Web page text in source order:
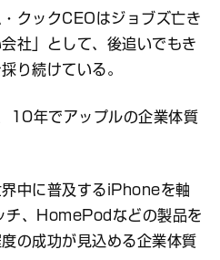
クックCEOはジョブズ亡き
社」として、後追いでもき
り続けている。
10年でアップルの企業体質
中に普及するiPhoneを軸
チ、HomePodなどの製品を
の成功が見込める企業体質